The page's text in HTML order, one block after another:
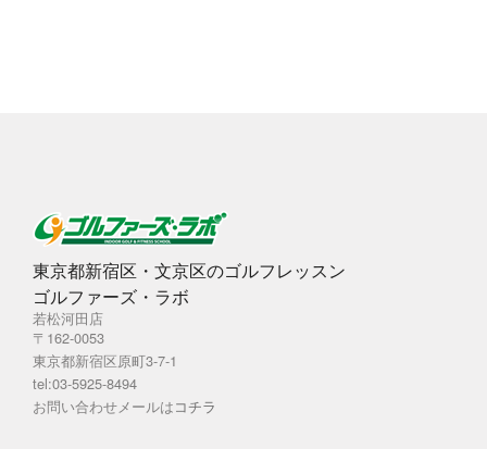
東京都新宿区・文京区のゴルフレッスン
ゴルファーズ・ラボ
若松河田店
〒162-0053
東京都新宿区原町3-7-1
tel:03-5925-8494
お問い合わせメールはコチラ